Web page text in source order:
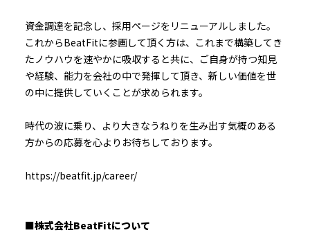
資金調達を記念し、採用ページをリニューアルしました。
これからBeatFitに参画して頂く方は、これまで構築してき
たノウハウを速やかに吸収すると共に、ご自身が持つ知見
や経験、能力を会社の中で発揮して頂き、新しい価値を世
の中に提供していくことが求められます。
時代の波に乗り、より大きなうねりを生み出す気概のある
方からの応募を心よりお待ちしております。
https://beatfit.jp/career/
■株式会社BeatFitについて